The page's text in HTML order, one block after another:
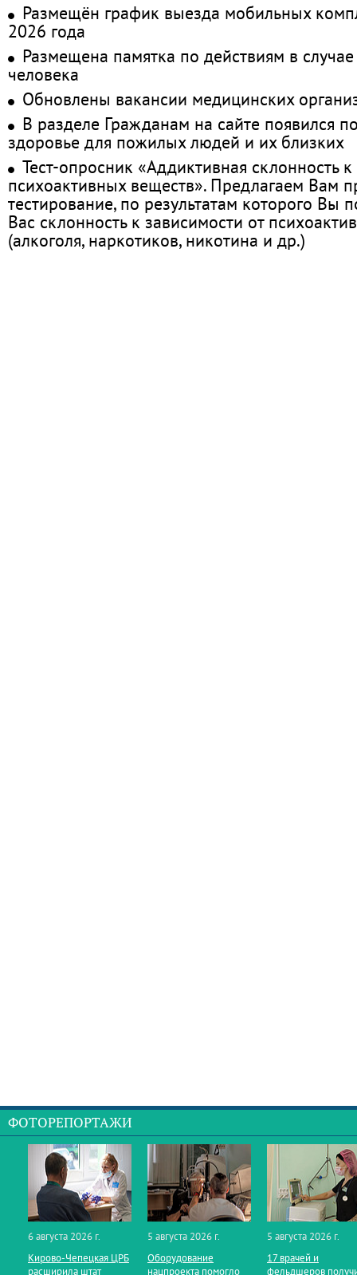
Размещён график выезда мобильных
2026 года
Размещена памятка по действиям в
человека
Обновлены вакансии медицинских
В разделе Гражданам на сайте появился
здоровье для пожилых людей и их близких
Тест-опросник «Аддиктивная склонность
психоактивных веществ». Предлагаем Вам
тестирование, по результатам которого Вы
Вас склонность к зависимости от
(алкоголя, наркотиков, никотина и др.)
ФОТОРЕПОРТАЖИ
6 августа 2026 г.
Кирово‑Чепецкая ЦРБ
расширила штат
5 августа 2026 г.
Оборудование
нацпроекта помогло
5 августа 2026 г.
17 врачей и
фельдшеров